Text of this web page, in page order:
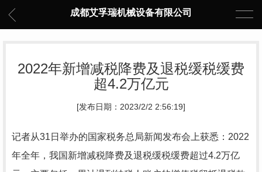
成都艾孚瑞机械设备有限公司
2022年新增减税降费及退税缓税缓费
超4.2万亿元
[发布日期：2023/2/2 2:56:19]
记者从31日举办的国家税务总局新闻发布会上获悉：2022
年全年，我国新增减税降费及退税缓税缓费超过4.2万亿